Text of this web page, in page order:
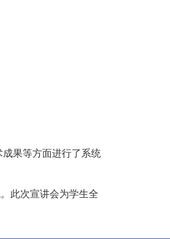
果等方面进行了系统
此次宣讲会为学生全